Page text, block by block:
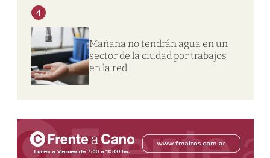
4
Mañana no tendrán agua en un
sector de la ciudad por trabajos
en la red